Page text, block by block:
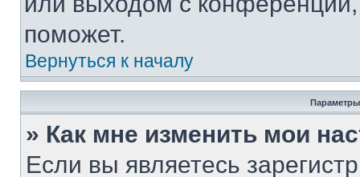
поможет.
Вернуться к началу
Параметры
» Как мне изменить мои
Если вы являетесь